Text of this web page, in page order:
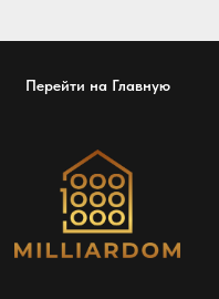
Перейти на Главную